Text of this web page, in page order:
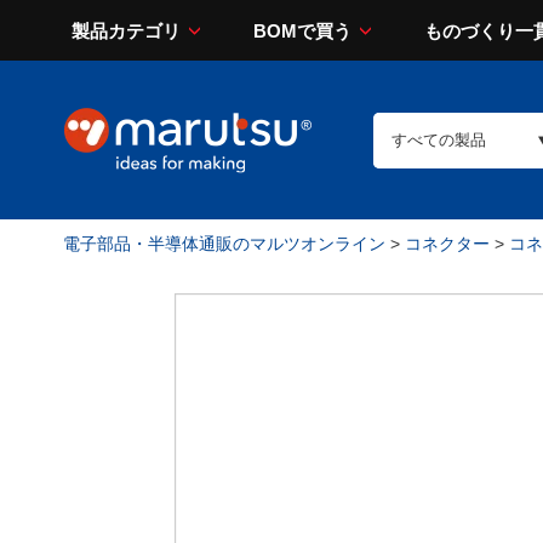
製品カテゴリ BOMで買う ものづくり一
電子部品・半導体通販のマルツオンライン > コネクター > コ